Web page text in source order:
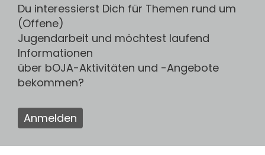
Du interessierst Dich für Themen rund um
(Offene)
Jugendarbeit und möchtest laufend
Informationen
über bOJA-Aktivitäten und -Angebote
bekommen?
Anmelden